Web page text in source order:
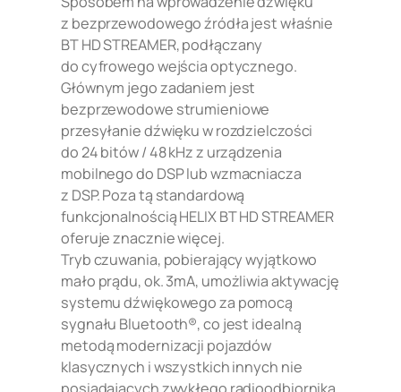
z bezprzewodowego źródła jest właśnie
BT HD STREAMER, podłączany
do cyfrowego wejścia optycznego.
Głównym jego zadaniem jest
bezprzewodowe strumieniowe
przesyłanie dźwięku w rozdzielczości
do 24 bitów / 48 kHz z urządzenia
mobilnego do DSP lub wzmacniacza
z DSP. Poza tą standardową
funkcjonalnością HELIX BT HD STREAMER
oferuje znacznie więcej.
Tryb czuwania, pobierający wyjątkowo
mało prądu, ok. 3mA, umożliwia aktywację
systemu dźwiękowego za pomocą
sygnału Bluetooth®, co jest idealną
metodą modernizacji pojazdów
klasycznych i wszystkich innych nie